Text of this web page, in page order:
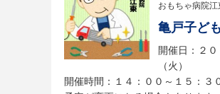
おもちゃ病院江
亀戸子ど
開催日：２
（火）
開催時間：１４：００～１５：３